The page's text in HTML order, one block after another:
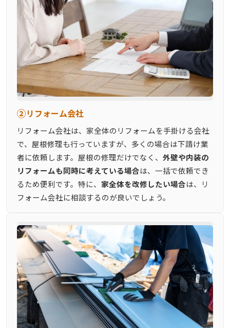
②リフォーム会社
リフォーム会社は、家全体のリフォームを手掛ける会社
で、屋根修理も行っていますが、多くの場合は下請け業
者に依頼します。屋根の修理だけでなく、 外壁や内装の
リフォームも同時に考えている場合は、一括で依頼でき
るため便利です。特に、 家全体を改修したい場合は、リ
フォーム会社に相談するのが良いでしょう。